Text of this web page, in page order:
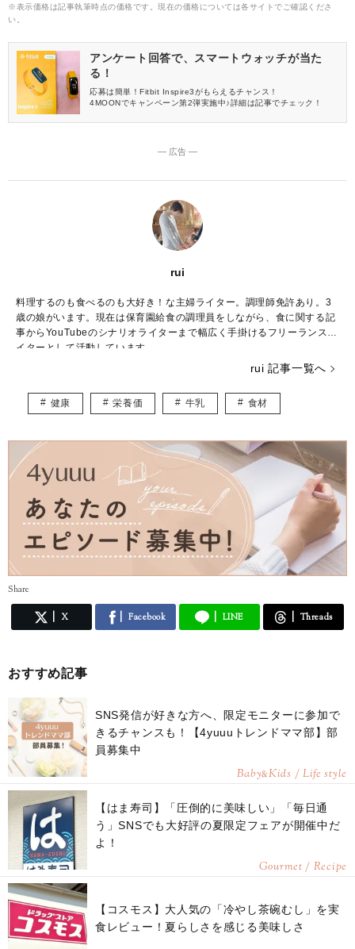
※表示価格は記事執筆時点の価格です。現在の価格については各サイトでご確認くださ
い。
アンケート回答で、スマートウォッチが当た
る！
応募は簡単！Fitbit Inspire3がもらえるチャンス！
4MOONでキャンペーン第2弾実施中♪詳細は記事でチェック！
― 広告 ―
rui
料理するのも食べるのも大好き！な主婦ライター。調理師免許あり。3
歳の娘がいます。現在は保育園給食の調理員をしながら、食に関する記
事からYouTubeのシナリオライターまで幅広く手掛けるフリーランスラ
イターとして活動しています。
幼児食・離乳食など子供向けメニューはもちろん、介護施設・社員食堂
での勤務経験も活かし、大人も子供も見るだけでお腹が空いてきちゃう
ような記事を目指します！
rui 記事一覧へ
健康 栄養価 牛乳 食材
Share
X Facebook LINE Threads
おすすめ記事
SNS発信が好きな方へ、限定モニターに参加で
きるチャンスも！【4yuuuトレンドママ部】部
員募集中
Baby&Kids / Life style
【はま寿司】「圧倒的に美味しい」「毎日通
う」SNSでも大好評の夏限定フェアが開催中だ
よ！
Gourmet / Recipe
【コスモス】大人気の「冷やし茶碗むし」を実
食レビュー！夏らしさを感じる美味しさ